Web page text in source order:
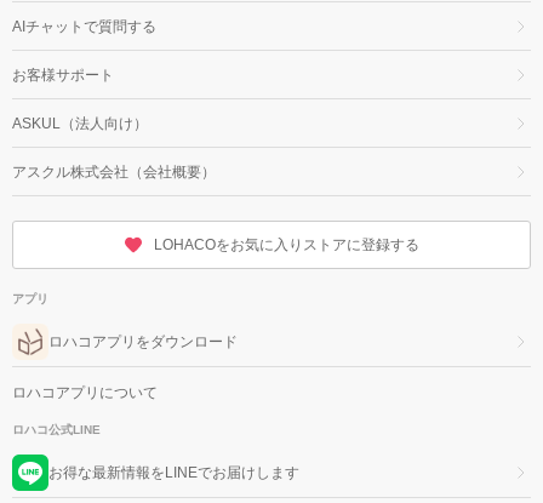
AIチャットで質問する
お客様サポート
ASKUL（法人向け）
アスクル株式会社（会社概要）
LOHACOをお気に入りストアに登録する
アプリ
ロハコアプリをダウンロード
ロハコアプリについて
ロハコ公式LINE
お得な最新情報をLINEでお届けします